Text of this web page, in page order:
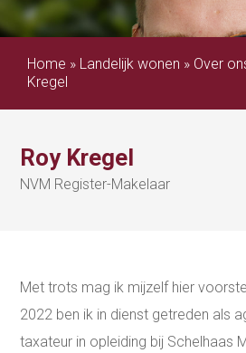
Home » Landelijk wonen » Over
Kregel
Roy Kregel
NVM Register-Makelaar
Met trots mag ik mijzelf hier
2022 ben ik in dienst getreden als
taxateur in opleiding bij Schelhaas